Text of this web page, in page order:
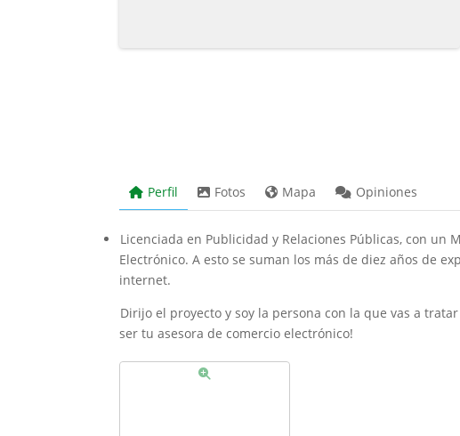
Perfil Fotos Mapa Opiniones
Licenciada en Publicidad y Relaciones Públicas, con un
Electrónico. A esto se suman los más de diez años de
internet.
Dirijo el proyecto y soy la persona con la que vas a
ser tu asesora de comercio electrónico!